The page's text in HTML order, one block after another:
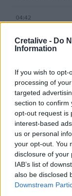
Cretalive - Do
Information
If you wish to
processing of
targeted
section to confirm
opt-out request is
interest-based
us or personal
your opt-out. You
disclosure of your
IAB’s list of
also be disclosed
Downstream
04:42
Αυγούστου
Το φαρμακείο
ΣΧΕΤΙΚA